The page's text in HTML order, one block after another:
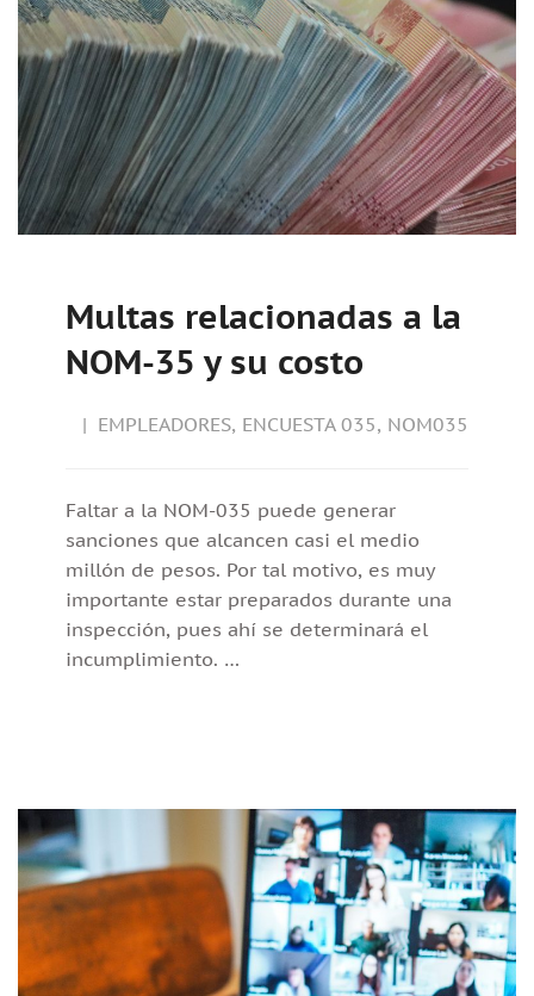
Multas relacionadas a la
NOM-35 y su costo
EMPLEADORES, ENCUESTA 035, NOM035
Faltar a la NOM-035 puede generar
sanciones que alcancen casi el medio
millón de pesos. Por tal motivo, es muy
importante estar preparados durante una
inspección, pues ahí se determinará el
incumplimiento. …